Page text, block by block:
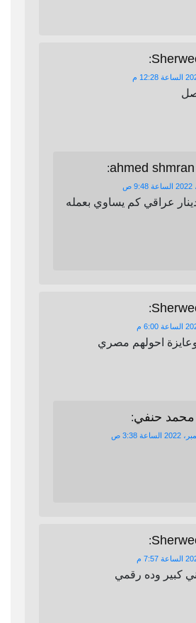
:
ahmed shmran
:
عراقي كم يساوي بعمله
:
احولهم مصري
محمد حنفي:
:
كبير وده رقمي